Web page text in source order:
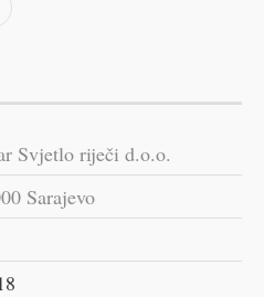
Svjetlo riječi d.o.o.
Sarajevo